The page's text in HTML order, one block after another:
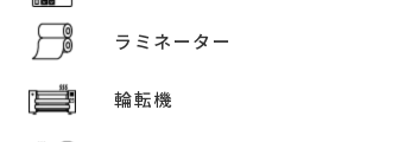
ラミネーター
輪転機